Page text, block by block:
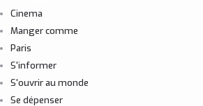
Cinema
Manger comme
Paris
S'informer
S'ouvrir au monde
Se dépenser